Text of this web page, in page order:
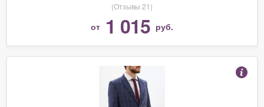
(Отзывы 21)
от 1 015 руб.